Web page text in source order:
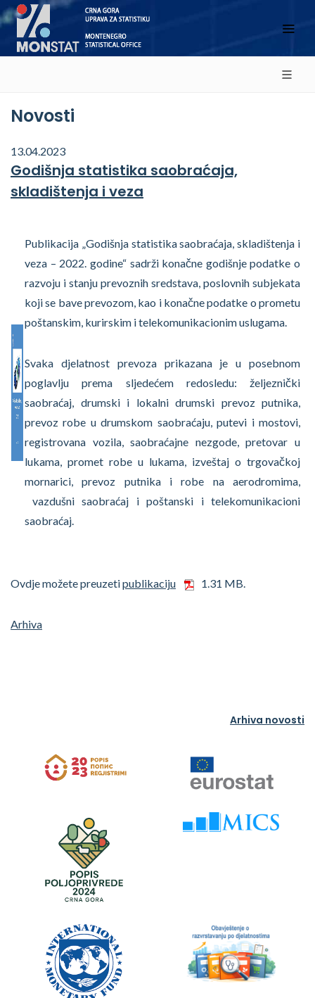
Novosti
13.04.2023
Godišnja statistika saobraćaja,
skladištenja i veza
Publikacija „Godišnja statistika saobraćaja, skladištenja i
veza – 2022. godine“ sadrži konačne godišnje podatke o
razvoju i stanju prevoznih sredstava, poslovnih subjekata
koji se bave prevozom, kao i konačne podatke o prometu
poštanskim, kurirskim i telekomunikacionim uslugama.
Svaka djelatnost prevoza prikazana je u posebnom
poglavlju prema sljedećem redosledu: željeznički
saobraćaj, drumski i lokalni drumski prevoz putnika,
prevoz robe u drumskom saobraćaju, putevi i mostovi,
registrovana vozila, saobraćajne nezgode, pretovar u
lukama, promet robe u lukama, izveštaj o trgovačkoj
mornarici, prevoz putnika i robe na aerodromima,
vazdušni saobraćaj i poštanski i telekomunikacioni
saobraćaj.
Ovdje možete preuzetipublikaciju 1.31 MB.
Arhiva
Arhiva novosti